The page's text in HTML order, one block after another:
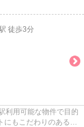
徒歩3分
利用可能な物件で目的
もこだわりのあるマ